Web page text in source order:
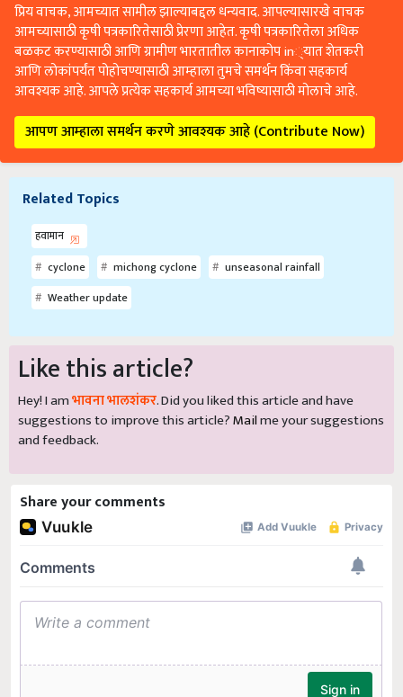
प्रिय वाचक, आमच्यात सामील झाल्याबद्दल धन्यवाद. आपल्यासारखे वाचक
आमच्यासाठी कृषी पत्रकारितेसाठी प्रेरणा आहेत. कृषी पत्रकारितेला अधिक
बळकट करण्यासाठी आणि ग्रामीण भारतातील कानाकोप in्यात शेतकरी
आणि लोकांपर्यंत पोहोचण्यासाठी आम्हाला तुमचे समर्थन किंवा सहकार्य
आवश्यक आहे. आपले प्रत्येक सहकार्य आमच्या भविष्यासाठी मोलाचे आहे.
आपण आम्हाला समर्थन करणे आवश्यक आहे (Contribute Now)
Related Topics
हवामान
cyclone
michong cyclone
unseasonal rainfall
Weather update
Like this article?
Hey! I amभावना भालशंकर. Did you liked this article and have
suggestions to improve this article?Mailme your suggestions
and feedback.
Share your comments